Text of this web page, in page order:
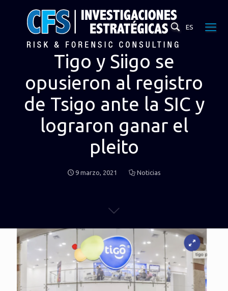
ES
Tigo y Siigo se
opusieron al registro
de Tsigo ante la SIC y
lograron ganar el
pleito
9 marzo, 2021 Noticias